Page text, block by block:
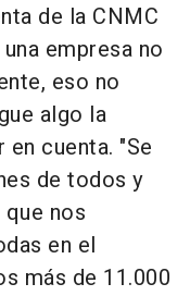
de la CNMC
empresa no
eso no
algo la
cuenta. "Se
de todos y
nos
en el
más de 11.000